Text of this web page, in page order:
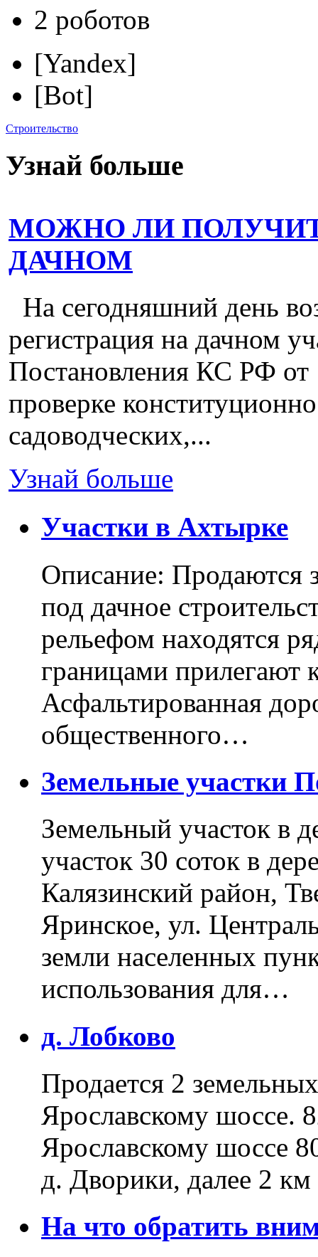
2 роботов
[Yandex]
[Bot]
Строительство
Узнай больше
МОЖНО ЛИ
ДАЧНОМ
На сегодняшний день
регистрация на дачном
Постановления КС РФ
проверке
садоводческих,...
Узнай больше
Участки в Ахтырке
Описание: Продаются
под дачное
рельефом находятся
границами прилегают
Асфальтированная
общественного…
Земельные участки
Земельный участок в
участок 30 соток в
Калязинский район,
Яринское, ул.
земли населенных
использования для…
д. Лобково
Продается 2
Ярославскому
Ярославскому шоссе
д. Дворики, далее 2
На что обратить